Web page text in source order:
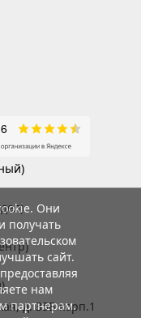
д. 35Б корп.1
Они
получать
сайт.
нам
партнерам.